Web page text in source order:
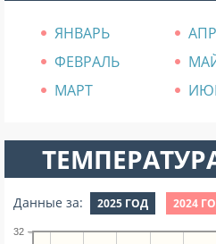
ЯНВАРЬ
ФЕВРАЛЬ
МАРТ
Данные за: 2025 ГОД 2024
32